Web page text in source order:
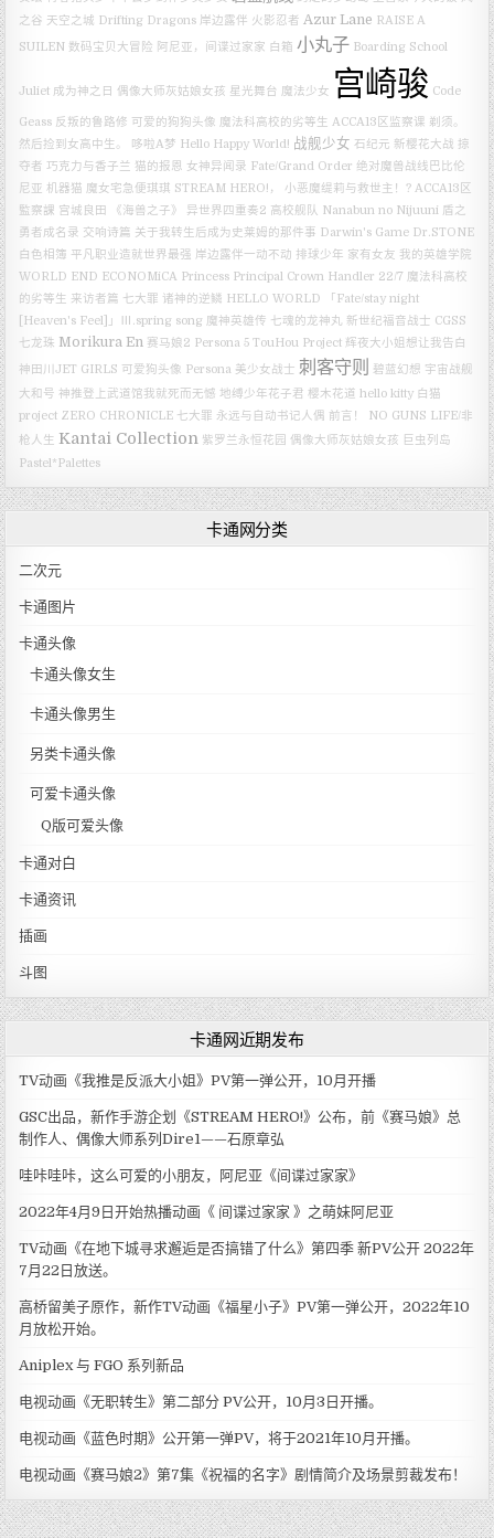
之谷 天空之城 Drifting Dragons 岸边露伴 火影忍者 Azur Lane RAISE A
SUILEN 数码宝贝大冒险 阿尼亚，间谍过家家 白箱 小丸子 Boarding School
Juliet 成为神之日 偶像大师灰姑娘女孩 星光舞台 魔法少女 宫崎骏 Code
Geass 反叛的鲁路修 可爱的狗狗头像 魔法科高校的劣等生 ACCA13区监察课 剃须。
然后捡到女高中生。
哆啦A梦 Hello Happy World! 战舰少女 石纪元 新樱花大战 掠
夺者 巧克力与香子兰 猫的报恩 女神异闻录 Fate/Grand Order 绝对魔兽战线巴比伦
尼亚 机器猫 魔女宅急便琪琪 STREAM HERO!， 小恶魔缇莉与救世主！? ACCA13区
監察課 宫城良田 《海兽之子》 异世界四重奏2 高校舰队 Nanabun no Nijuuni 盾之
勇者成名录 交响诗篇 关于我转生后成为史莱姆的那件事 Darwin's Game Dr.STONE
白色相簿 平凡职业造就世界最强 岸边露伴一动不动 排球少年 家有女友 我的英雄学院
WORLD END ECONOMiCA Princess Principal Crown Handler 22/7 魔法科高校
的劣等生 来访者篇 七大罪 诸神的逆鳞 HELLO WORLD
「Fate/stay night
[Heaven's Feel]」Ⅲ.spring song 魔神英雄传 七魂的龙神丸 新世纪福音战士 CGSS
七龙珠 Morikura En 赛马娘2 Persona 5 TouHou Project 辉夜大小姐想让我告白
神田川JET GIRLS 可爱狗头像 Persona 美少女战士 刺客守则 碧蓝幻想 宇宙战舰
大和号 神推登上武道馆我就死而无憾 地缚少年花子君 樱木花道 hello kitty 白猫
project ZERO CHRONICLE 七大罪 永远与自动书记人偶 前言！
NO GUNS LIFE/非
枪人生 Kantai Collection 紫罗兰永恒花园 偶像大师灰姑娘女孩 巨虫列岛
Pastel*Palettes
卡通网分类
二次元
卡通图片
卡通头像
卡通头像女生
卡通头像男生
另类卡通头像
可爱卡通头像
Q版可爱头像
卡通对白
卡通资讯
插画
斗图
卡通网近期发布
TV动画《我推是反派大小姐》PV第一弹公开，10月开播
GSC出品，新作手游企划《STREAM HERO!》公布，前《赛马娘》总
制作人、偶像大师系列Dire1——石原章弘
哇咔哇咔，这么可爱的小朋友，阿尼亚《间谍过家家》
2022年4月9日开始热播动画《 间谍过家家 》之萌妹阿尼亚
TV动画《在地下城寻求邂逅是否搞错了什么》第四季 新PV公开 2022年
7月22日放送。
高桥留美子原作，新作TV动画《福星小子》PV第一弹公开，2022年10
月放松开始。
Aniplex 与 FGO 系列新品
电视动画《无职转生》第二部分 PV公开，10月3日开播。
电视动画《蓝色时期》公开第一弹PV，将于2021年10月开播。
电视动画《赛马娘2》第7集《祝福的名字》剧情简介及场景剪裁发布！